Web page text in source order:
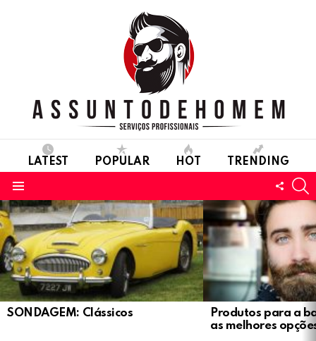
LATEST POPULAR HOT TRENDING
LATEST
STORIES
SONDAGEM: Clássicos
Produtos para a
as melhores